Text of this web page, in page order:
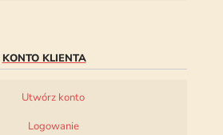
KONTO KLIENTA
Utwórz konto
Logowanie